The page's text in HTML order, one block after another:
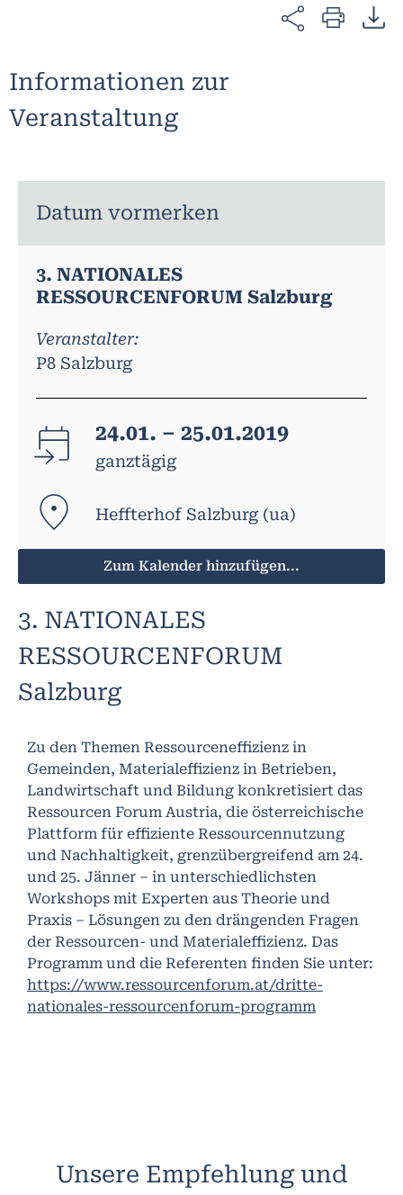
Informationen zur
Veranstaltung
Datum vormerken
3. NATIONALES
RESSOURCENFORUM Salzburg
Veranstalter:
P8 Salzburg
24.01. – 25.01.2019
ganztägig
Heffterhof Salzburg (ua)
Zum Kalender hinzufügen...
3. NATIONALES
RESSOURCENFORUM
Salzburg
Zu den Themen Ressourceneffizienz in
Gemeinden, Materialeffizienz in Betrieben,
Landwirtschaft und Bildung konkretisiert das
Ressourcen Forum Austria, die österreichische
Plattform für effiziente Ressourcennutzung
und Nachhaltigkeit, grenzübergreifend am 24.
und 25. Jänner – in unterschiedlichsten
Workshops mit Experten aus Theorie und
Praxis – Lösungen zu den drängenden Fragen
der Ressourcen- und Materialeffizienz. Das
Programm und die Referenten finden Sie unter:
https://www.ressourcenforum.at/dritte-
nationales-ressourcenforum-programm
Unsere Empfehlung und